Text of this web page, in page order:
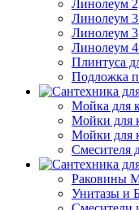
Линолеум
Линолеум
Линолеум
Линолеум
Плинтуса
Подложка
Мойка для
Мойки для
Мойки для
Смесителя
Раковины
Унитазы и